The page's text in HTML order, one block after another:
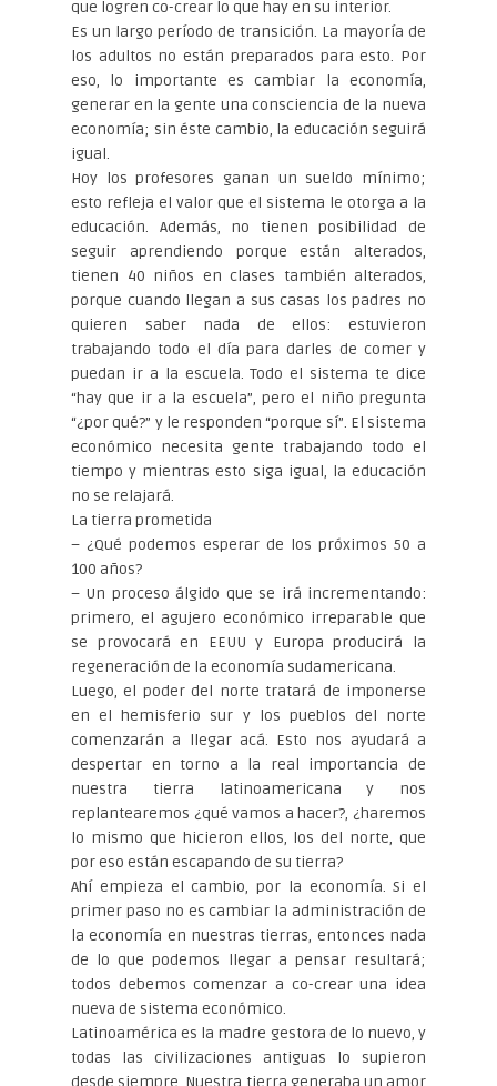
que logren co-crear lo que hay en su interior.
Es un largo período de transición. La mayoría de
los adultos no están preparados para esto. Por
eso, lo importante es cambiar la economía,
generar en la gente una consciencia de la nueva
economía; sin éste cambio, la educación seguirá
igual.
Hoy los profesores ganan un sueldo mínimo;
esto refleja el valor que el sistema le otorga a la
educación. Además, no tienen posibilidad de
seguir aprendiendo porque están alterados,
tienen 40 niños en clases también alterados,
porque cuando llegan a sus casas los padres no
quieren saber nada de ellos: estuvieron
trabajando todo el día para darles de comer y
puedan ir a la escuela. Todo el sistema te dice
“hay que ir a la escuela”, pero el niño pregunta
“¿por qué?” y le responden “porque sí”. El sistema
económico necesita gente trabajando todo el
tiempo y mientras esto siga igual, la educación
no se relajará.
La tierra prometida
– ¿Qué podemos esperar de los próximos 50 a
100 años?
– Un proceso álgido que se irá incrementando:
primero, el agujero económico irreparable que
se provocará en EEUU y Europa producirá la
regeneración de la economía sudamericana.
Luego, el poder del norte tratará de imponerse
en el hemisferio sur y los pueblos del norte
comenzarán a llegar acá. Esto nos ayudará a
despertar en torno a la real importancia de
nuestra tierra latinoamericana y nos
replantearemos ¿qué vamos a hacer?, ¿haremos
lo mismo que hicieron ellos, los del norte, que
por eso están escapando de su tierra?
Ahí empieza el cambio, por la economía. Si el
primer paso no es cambiar la administración de
la economía en nuestras tierras, entonces nada
de lo que podemos llegar a pensar resultará;
todos debemos comenzar a co-crear una idea
nueva de sistema económico.
Latinoamérica es la madre gestora de lo nuevo, y
todas las civilizaciones antiguas lo supieron
desde siempre. Nuestra tierra generaba un amor